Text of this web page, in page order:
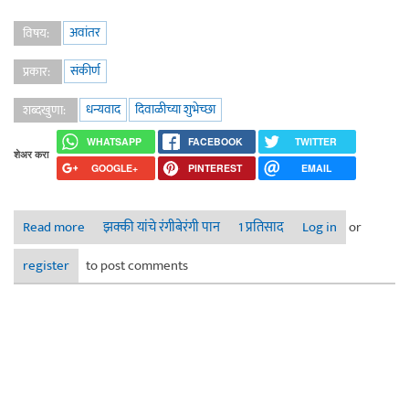
विषय:
अवांतर
प्रकार:
संकीर्ण
शब्दखुणा:
धन्यवाद दिवाळीच्या शुभेच्छा
शेअर करा
WHATSAPP FACEBOOK
TWITTER
GOOGLE+
PINTEREST EMAIL
Read more about धन्यवाद!!
झक्की यांचे रंगीबेरंगी पान 1 प्रतिसाद Log in or
register
to post comments